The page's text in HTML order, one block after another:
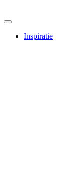
Inspiratie